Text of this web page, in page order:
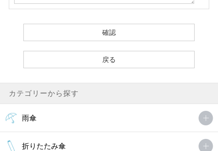
カテゴリーから探す
雨傘
折りたたみ傘